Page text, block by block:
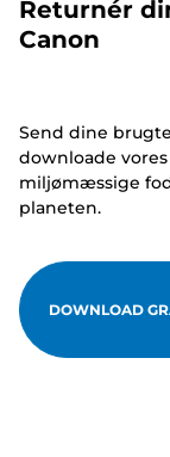
Returnér
Canon
Send dine
downloade
miljømæssige
planeten.
DOWNLOAD